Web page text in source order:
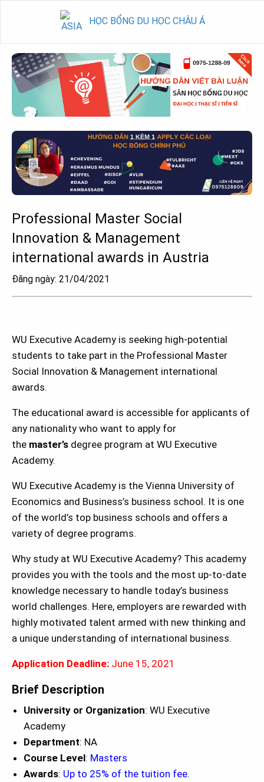
HỌC BỔNG DU HỌC CHÂU Á
Professional Master Social
Innovation & Management
international awards in Austria
Đăng ngày: 21/04/2021
WU Executive Academy is seeking high-potential
students to take part in the Professional Master
Social Innovation & Management international
awards.
The educational award is accessible for applicants of
any nationality who want to apply for
the master’s degree program at WU Executive
Academy.
WU Executive Academy is the Vienna University of
Economics and Business’s business school. It is one
of the world’s top business schools and offers a
variety of degree programs.
Why study at WU Executive Academy? This academy
provides you with the tools and the most up-to-date
knowledge necessary to handle today’s business
world challenges. Here, employers are rewarded with
highly motivated talent armed with new thinking and
a unique understanding of international business.
Application Deadline: June 15, 2021
Brief Description
University or Organization: WU Executive
Academy
Department: NA
Course Level: Masters
Awards: Up to 25% of the tuition fee.